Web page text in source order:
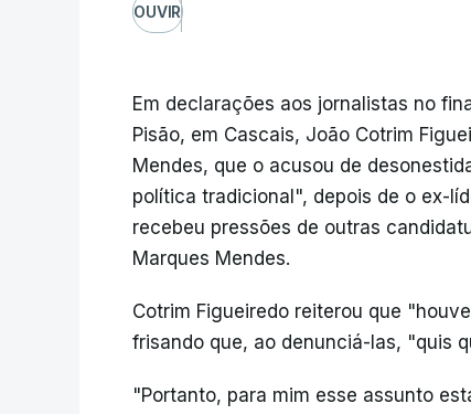
OUVIR
Em declarações aos jornalistas no
Pisão, em Cascais, João Cotrim
Mendes, que o acusou de
política tradicional", depois de o ex-
recebeu pressões de outras
Marques Mendes.
Cotrim Figueiredo reiterou que
frisando que, ao denunciá-las, "quis
"Portanto, para mim esse assunto